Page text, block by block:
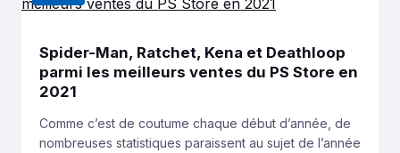
Spider-Man, Ratchet, Kena et Deathloop
parmi les meilleurs ventes du PS Store en
2021
Comme c’est de coutume chaque début d’année, de
nombreuses statistiques paraissent au sujet de l’année